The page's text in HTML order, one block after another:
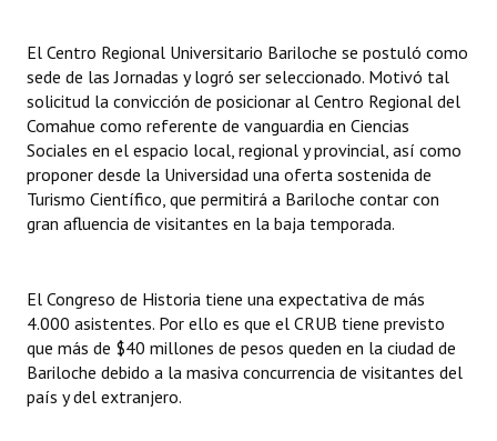
Antiguos Pobladores - Registro
Reconocimientos - Registro
Bariloche, Municipio intercultural
Entrega de distinciones
El Centro Regional Universitario Bariloche se postuló como
sede de las Jornadas y logró ser seleccionado. Motivó tal
solicitud la convicción de posicionar al Centro Regional del
Comahue como referente de vanguardia en Ciencias
Sociales en el espacio local, regional y provincial, así como
proponer desde la Universidad una oferta sostenida de
Turismo Científico, que permitirá a Bariloche contar con
gran afluencia de visitantes en la baja temporada.
El Congreso de Historia tiene una expectativa de más
4.000 asistentes. Por ello es que el CRUB tiene previsto
que más de $40 millones de pesos queden en la ciudad de
Bariloche debido a la masiva concurrencia de visitantes del
país y del extranjero.